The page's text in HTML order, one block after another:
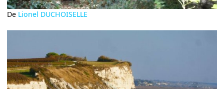
De Lionel DUCHOISELLE